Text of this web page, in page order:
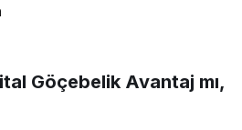
Göçebelik Avantaj mı,